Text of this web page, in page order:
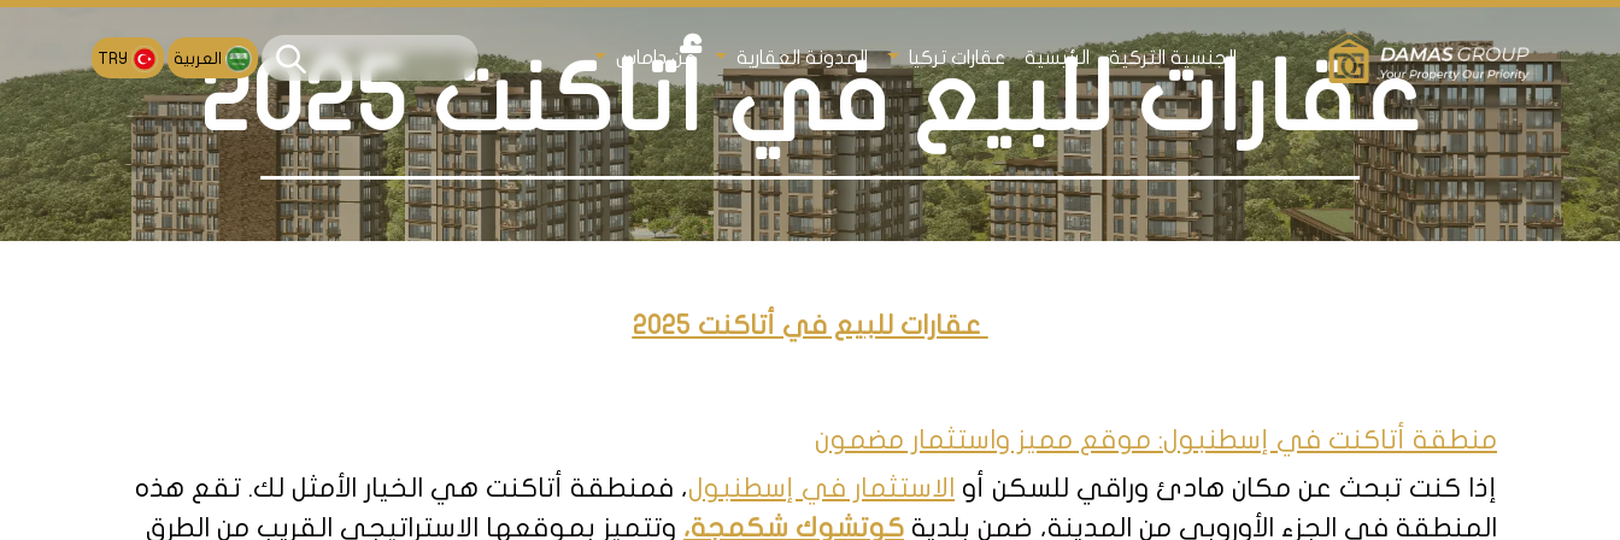
الجنسية التركية الرئيسية عقارات تركيا المدونة العقارية عن داماس العربية TRY عقارات للبيع في أتاكنت 2025
عقارات للبيع في أتاكنت 2025
منطقة أتاكنت في إسطنبول: موقع مميز واستثمار مضمون
إذا كنت تبحث عن مكان هادئ وراقي للسكن أو الاستثمار في إسطنبول، فمنطقة أتاكنت هي الخيار الأمثل لك. تقع هذه
المنطقة في الجزء الأوروبي من المدينة، ضمن بلدية كوتشوك شكمجة، وتتميز بموقعها الاستراتيجي القريب من الطرق